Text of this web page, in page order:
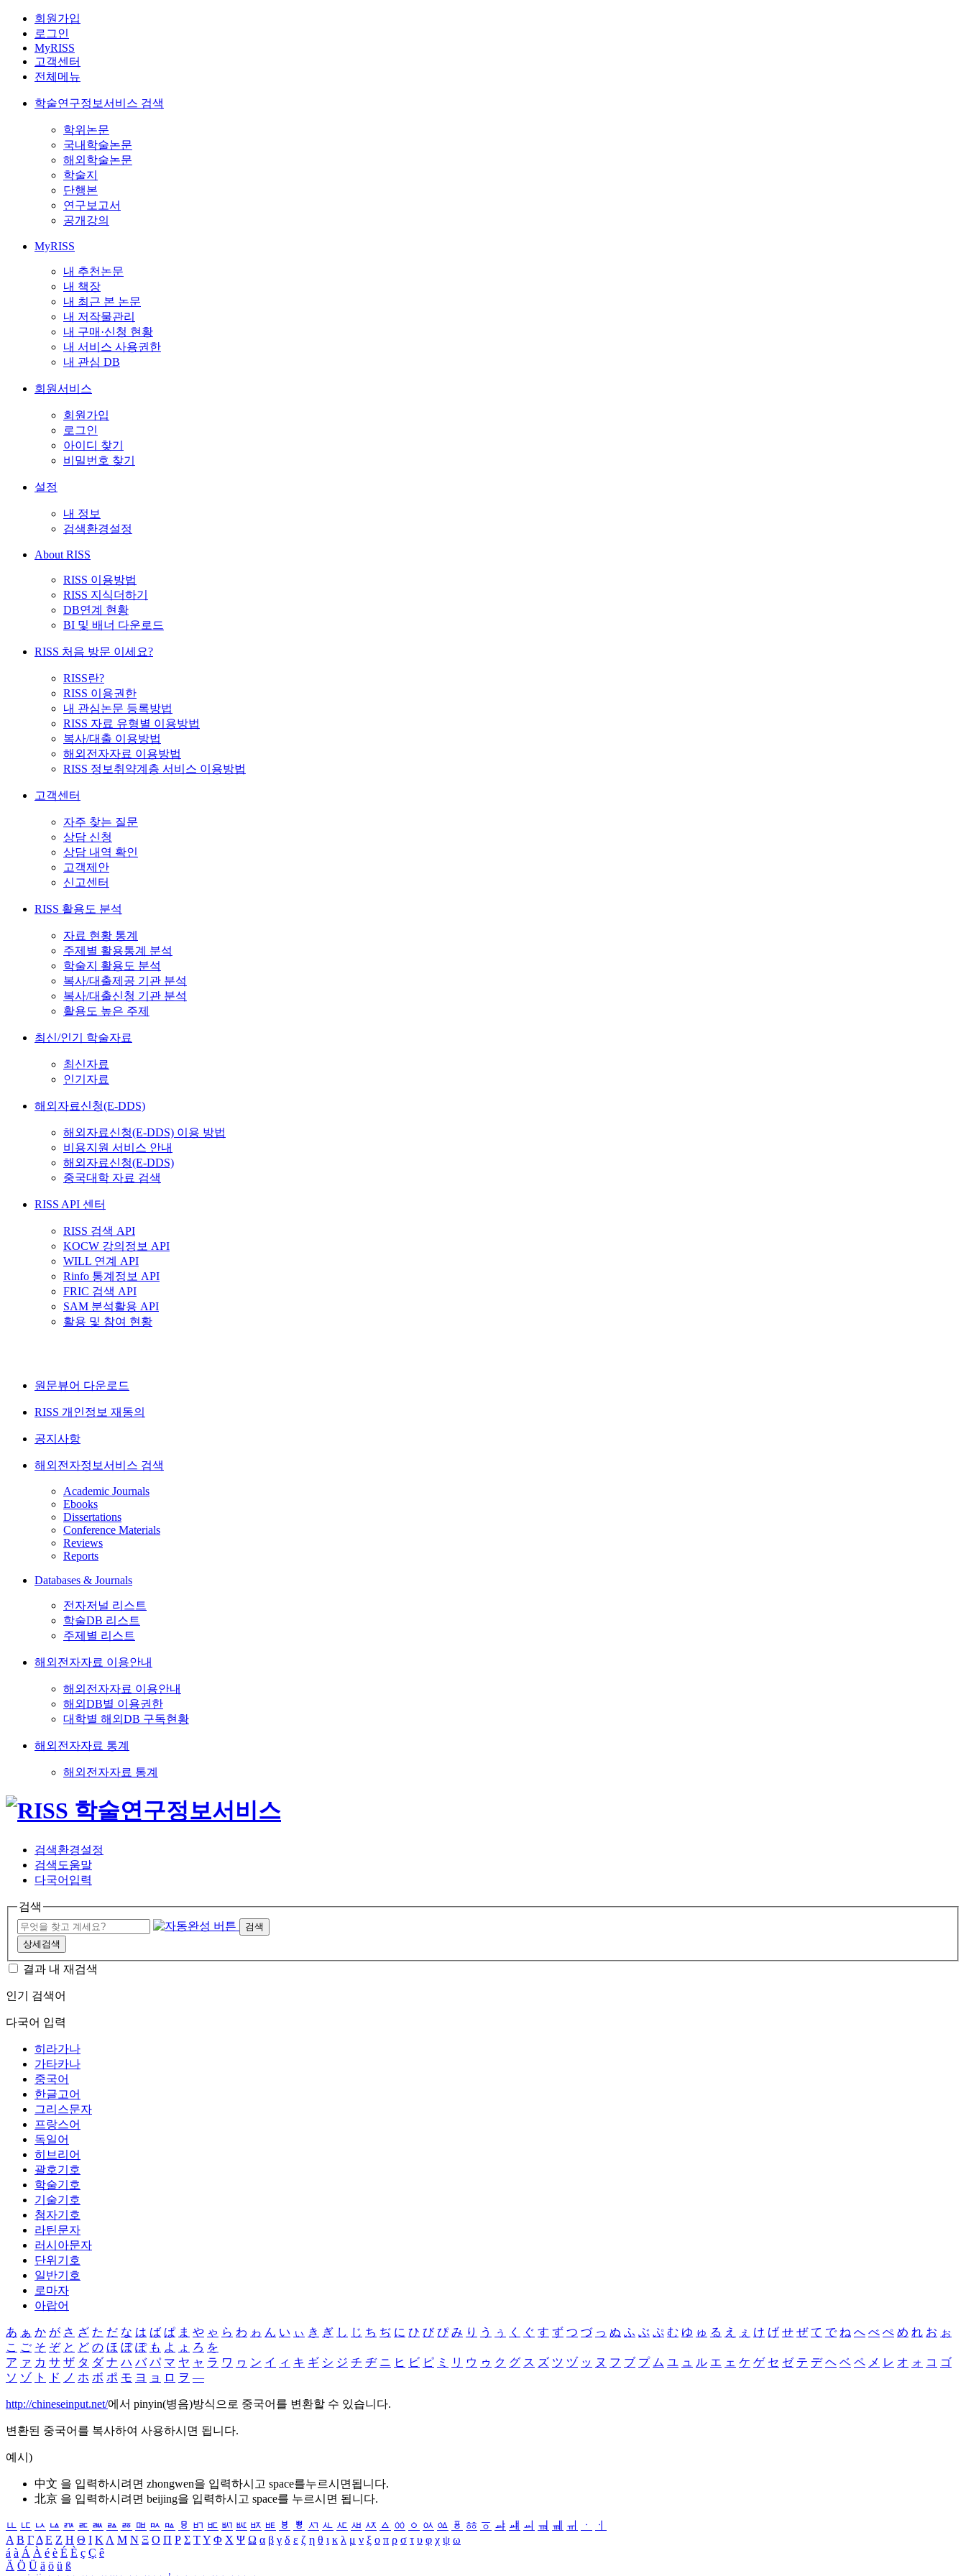
회원가입
로그인
MyRISS
고객센터
전체메뉴
학술연구정보서비스 검색
학위논문
국내학술논문
해외학술논문
학술지
단행본
연구보고서
공개강의
MyRISS
내 추천논문
내 책장
내 최근 본 논문
내 저작물관리
내 구매·신청 현황
내 서비스 사용권한
내 관심 DB
회원서비스
회원가입
로그인
아이디 찾기
비밀번호 찾기
설정
내 정보
검색환경설정
About RISS
RISS 이용방법
RISS 지식더하기
DB연계 현황
BI 및 배너 다운로드
RISS 처음 방문 이세요?
RISS란?
RISS 이용권한
내 관심논문 등록방법
RISS 자료 유형별 이용방법
복사/대출 이용방법
해외전자자료 이용방법
RISS 정보취약계층 서비스 이용방법
고객센터
자주 찾는 질문
상담 신청
상담 내역 확인
고객제안
신고센터
RISS 활용도 분석
자료 현황 통계
주제별 활용통계 분석
학술지 활용도 분석
복사/대출제공 기관 분석
복사/대출신청 기관 분석
활용도 높은 주제
최신/인기 학술자료
최신자료
인기자료
해외자료신청(E-DDS)
해외자료신청(E-DDS) 이용 방법
비용지원 서비스 안내
해외자료신청(E-DDS)
중국대학 자료 검색
RISS API 센터
RISS 검색 API
KOCW 강의정보 API
WILL 연계 API
Rinfo 통계정보 API
FRIC 검색 API
SAM 분석활용 API
활용 및 참여 현황
원문뷰어 다운로드
RISS 개인정보 재동의
공지사항
해외전자정보서비스 검색
Academic Journals
Ebooks
Dissertations
Conference Materials
Reviews
Reports
Databases & Journals
전자저널 리스트
학술DB 리스트
주제별 리스트
해외전자자료 이용안내
해외전자자료 이용안내
해외DB별 이용권한
대학별 해외DB 구독현황
해외전자자료 통계
해외전자자료 통계
검색환경설정
검색도움말
다국어입력
검색
검색
상세검색
결과 내 재검색
인기 검색어
다국어 입력
히라가나
가타카나
중국어
한글고어
그리스문자
프랑스어
독일어
히브리어
괄호기호
학술기호
기술기호
첨자기호
라틴문자
러시아문자
단위기호
일반기호
로마자
아랍어
あ ぁ か が さ ざ た だ な は ば ぱ ま や ゃ ら わ ゎ ん い ぃ き ぎ し じ ち ぢ に ひ び ぴ み り う ぅ く ぐ す ず つ づ っ ぬ ふ ぶ ぷ む ゆ ゅ る え ぇ け げ せ ぜ て で ね へ べ ぺ め れ お ぉ
こ ご そ ぞ と ど の ほ ぼ ぽ も よ ょ ろ を
ア ァ カ サ ザ タ ダ ナ ハ バ パ マ ヤ ャ ラ ワ ヮ ン イ ィ キ ギ シ ジ チ ヂ ニ ヒ ビ ピ ミ リ ウ ゥ ク グ ス ズ ツ ヅ ッ ヌ フ ブ プ ム ユ ュ ル エ ェ ケ ゲ セ ゼ テ デ ヘ ベ ペ メ レ オ ォ コ ゴ
ソ ゾ ト ド ノ ホ ボ ポ モ ヨ ョ ロ ヲ ―
http://chineseinput.net/에서 pinyin(병음)방식으로 중국어를 변환할 수 있습니다.
변환된 중국어를 복사하여 사용하시면 됩니다.
예시)
中文 을 입력하시려면 zhongwen을 입력하시고 space를누르시면됩니다.
北京 을 입력하시려면 beijing을 입력하시고 space를 누르시면 됩니다.
ㅥ ㅦ ㅧ ㅨ ㅩ ㅪ ㅫ ㅬ ㅭ ㅮ ㅯ ㅰ ㅱ ㅲ ㅳ ㅴ ㅵ ㅶ ㅷ ㅸ ㅹ ㅺ ㅻ ㅼ ㅽ ㅾ ㅿ ㆀ ㆁ ㆂ ㆃ ㆄ ㆅ ㆆ ㆇ ㆈ ㆉ ㆊ ㆋ ㆌ ㆍ
ㆎ
Α Β ΓΔ Ε Ζ Η Θ Ι ΚΛ Μ Ν Ξ Ο Π Ρ Σ ΤΥ Φ Χ Ψ Ω α β γ δ ε ζ η θ ι κ λ μ ν ξ ο π ρ σ τ υ φ χ ψ ω
á à Á À é è É È ç Ç ê
Ä Ö Ü ä ö ü ß